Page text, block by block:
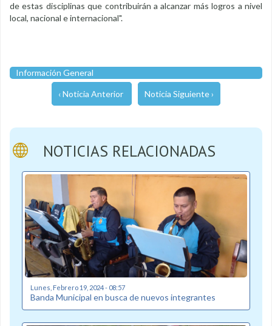
de estas disciplinas que contribuirán a alcanzar más logros a nivel
local, nacional e internacional".
Información General
‹ Noticia Anterior Noticia Siguiente ›
NOTICIAS RELACIONADAS
Lunes, Febrero 19, 2024 - 08:57
Banda Municipal en busca de nuevos integrantes